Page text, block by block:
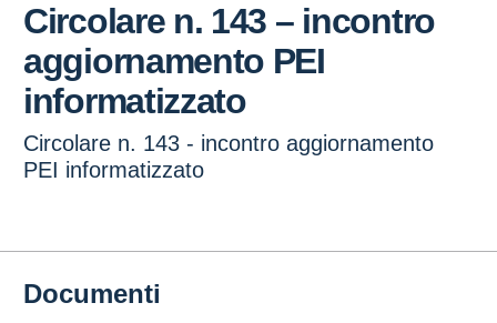
Circolare n. 143 – incontro
aggiornamento PEI
informatizzato
Circolare n. 143 - incontro aggiornamento
PEI informatizzato
Documenti